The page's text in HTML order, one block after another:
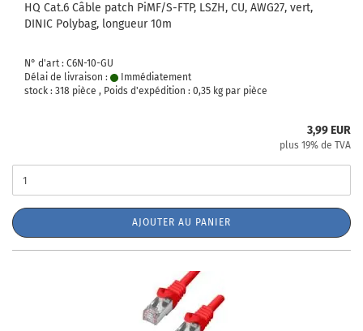
HQ Cat.6 Câble patch PiMF/S-FTP, LSZH, CU, AWG27, vert,
DINIC Polybag, longueur 10m
N° d'art : C6N-10-GU
Délai de livraison :
Immédiatement
stock : 318 pièce , Poids d'expédition : 0,35 kg par pièce
3,99 EUR
plus 19% de TVA
AJOUTER AU PANIER